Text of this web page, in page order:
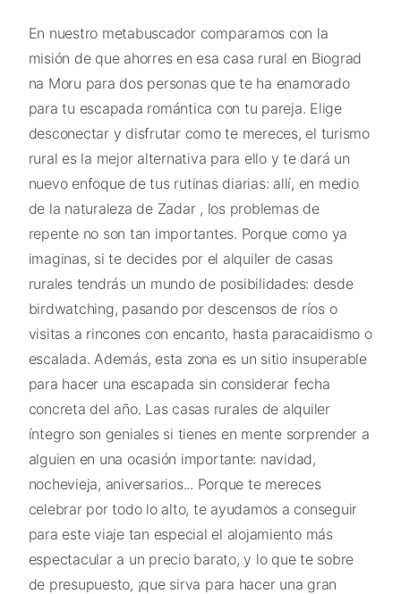
En nuestro metabuscador comparamos con la
misión de que ahorres en esa casa rural en Biograd
na Moru para dos personas que te ha enamorado
para tu escapada romántica con tu pareja. Elige
desconectar y disfrutar como te mereces, el turismo
rural es la mejor alternativa para ello y te dará un
nuevo enfoque de tus rutinas diarias: allí, en medio
de la naturaleza de Zadar , los problemas de
repente no son tan importantes. Porque como ya
imaginas, si te decides por el alquiler de casas
rurales tendrás un mundo de posibilidades: desde
birdwatching, pasando por descensos de ríos o
visitas a rincones con encanto, hasta paracaidismo o
escalada. Además, esta zona es un sitio insuperable
para hacer una escapada sin considerar fecha
concreta del año. Las casas rurales de alquiler
íntegro son geniales si tienes en mente sorprender a
alguien en una ocasión importante: navidad,
nochevieja, aniversarios... Porque te mereces
celebrar por todo lo alto, te ayudamos a conseguir
para este viaje tan especial el alojamiento más
espectacular a un precio barato, y lo que te sobre
de presupuesto, ¡que sirva para hacer una gran